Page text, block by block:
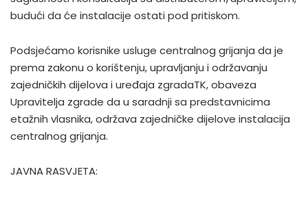
budući da će instalacije ostati pod pritiskom.
Podsjećamo korisnike usluge centralnog grijanja da je
prema zakonu o korištenju, upravljanju i održavanju
zajedničkih dijelova i uređaja zgradaTK, obaveza
Upravitelja zgrade da u saradnji sa predstavnicima
etažnih vlasnika, održava zajedničke dijelove instalacija
centralnog grijanja.
JAVNA RASVJETA: